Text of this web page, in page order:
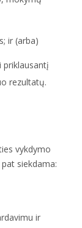
ir (arba)
rezultatų.
vykdymo
siekdama:
ir